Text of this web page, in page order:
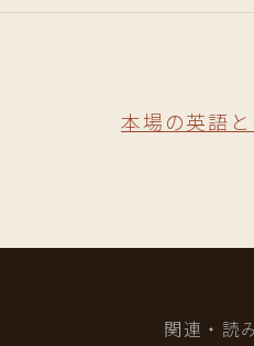
本場の英語
関連・読